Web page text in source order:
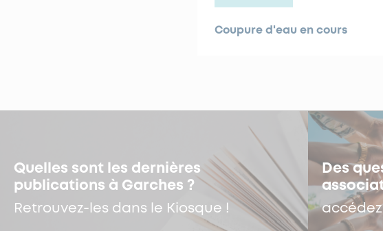
Coupure d'eau en cours
Quelles sont les dernières
publications à Garches ?
Retrouvez-les dans le Kiosque !
Des